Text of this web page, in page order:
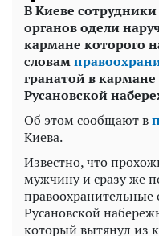
В Киеве
органов одели
кармане которого
словам
гранатой в
Русановской
Об этом сообщают в
Киева.
Известно, что
мужчину и сразу же
Русановской
который вытянул из